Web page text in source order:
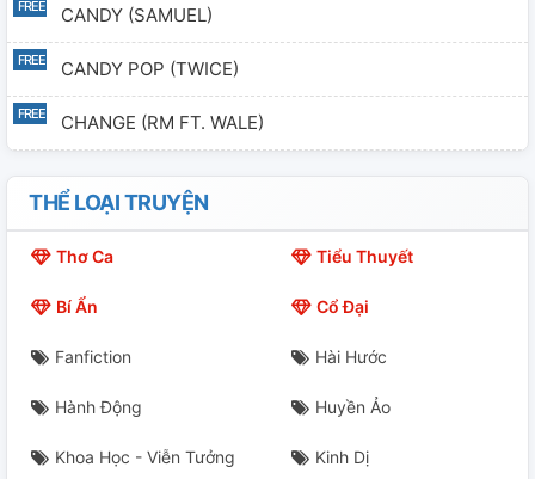
CANDY (SAMUEL)
CANDY POP (TWICE)
CHANGE (RM FT. WALE)
CLAP (SEVENTEEN)
COME TO ME (SEVENTEEN)
DIMPLES (VOCAL-LINE FROM BTS)
THỂ LOẠI TRUYỆN
Thơ Ca Tiểu Thuyết
Bí Ẩn Cổ Đại
Fanfiction Hài Hước
Hành Động Huyền Ảo
Khoa Học - Viễn Tưởng Kinh Dị